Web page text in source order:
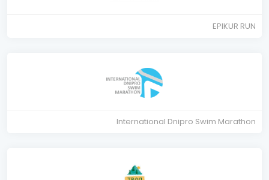
EPIKUR RUN
International Dnipro Swim Marathon